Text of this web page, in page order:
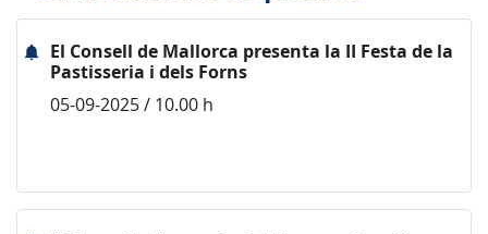
El Consell de Mallorca presenta la II Festa de la
Pastisseria i dels Forns
05-09-2025 / 10.00 h